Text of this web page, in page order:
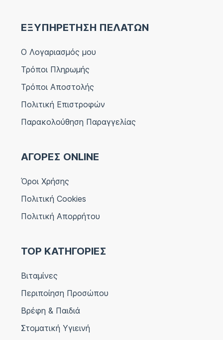
ΕΞΥΠΗΡΕΤΗΣΗ ΠΕΛΑΤΩΝ
Ο Λογαριασμός μου
Τρόποι Πληρωμής
Τρόποι Αποστολής
Πολιτική Επιστροφών
Παρακολούθηση Παραγγελίας
ΑΓΟΡΕΣ ONLINE
Όροι Χρήσης
Πολιτική Cookies
Πολιτική Απορρήτου
TOP ΚΑΤΗΓΟΡΙΕΣ
Βιταμίνες
Περιποίηση Προσώπου
Βρέφη & Παιδιά
Στοματική Υγιεινή